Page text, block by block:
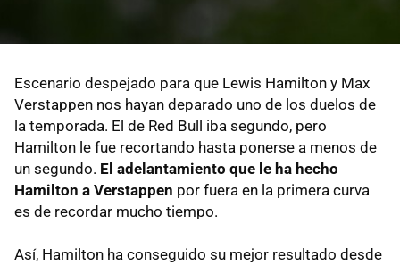
Escenario despejado para que Lewis Hamilton y Max
Verstappen nos hayan deparado uno de los duelos de
la temporada. El de Red Bull iba segundo, pero
Hamilton le fue recortando hasta ponerse a menos de
un segundo. El adelantamiento que le ha hecho
Hamilton a Verstappen por fuera en la primera curva
es de recordar mucho tiempo.
Así, Hamilton ha conseguido su mejor resultado desde